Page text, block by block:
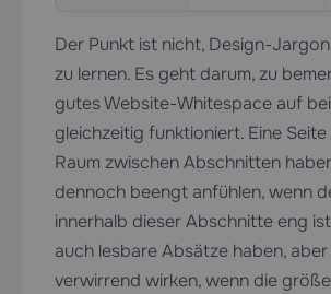
Der Punkt ist nicht, Design-
zu lernen. Es geht darum, zu
gutes Website-Whitespace auf
gleichzeitig funktioniert. Eine Seite
Raum zwischen Abschnitten
dennoch beengt anfühlen, wenn
innerhalb dieser Abschnitte eng
auch lesbare Absätze haben,
verwirrend wirken, wenn die